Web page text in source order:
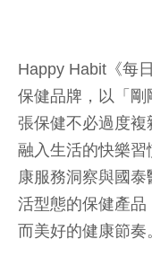
Happy Habit《每
保健品牌，以「
張保健不必過度
融入生活的快樂
康服務洞察與國
活型態的保健產
而美好的健康節奏